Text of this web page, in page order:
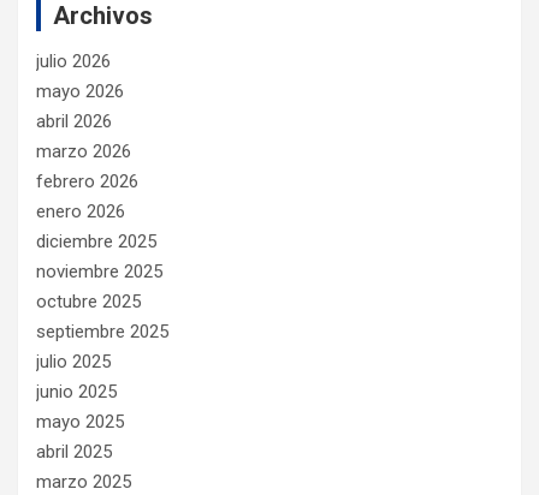
Archivos
julio 2026
mayo 2026
abril 2026
marzo 2026
febrero 2026
enero 2026
diciembre 2025
noviembre 2025
octubre 2025
septiembre 2025
julio 2025
junio 2025
mayo 2025
abril 2025
marzo 2025